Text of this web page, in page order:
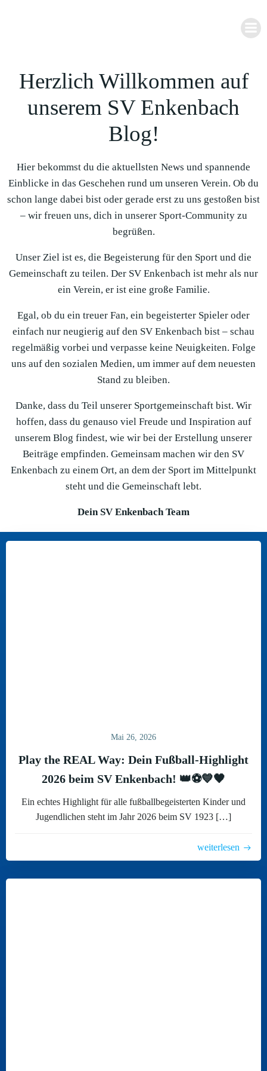
Herzlich Willkommen auf
unserem SV Enkenbach
Blog!
Hier bekommst du die aktuellsten News und spannende
Einblicke in das Geschehen rund um unseren Verein. Ob du
schon lange dabei bist oder gerade erst zu uns gestoßen bist
– wir freuen uns, dich in unserer Sport-Community zu
begrüßen.
Unser Ziel ist es, die Begeisterung für den Sport und die
Gemeinschaft zu teilen. Der SV Enkenbach ist mehr als nur
ein Verein, er ist eine große Familie.
Egal, ob du ein treuer Fan, ein begeisterter Spieler oder
einfach nur neugierig auf den SV Enkenbach bist – schau
regelmäßig vorbei und verpasse keine Neuigkeiten. Folge
uns auf den sozialen Medien, um immer auf dem neuesten
Stand zu bleiben.
Danke, dass du Teil unserer Sportgemeinschaft bist. Wir
hoffen, dass du genauso viel Freude und Inspiration auf
unserem Blog findest, wie wir bei der Erstellung unserer
Beiträge empfinden. Gemeinsam machen wir den SV
Enkenbach zu einem Ort, an dem der Sport im Mittelpunkt
steht und die Gemeinschaft lebt.
Dein SV Enkenbach Team
Mai 26, 2026
Play the REAL Way: Dein Fußball-Highlight
2026 beim SV Enkenbach! 👑⚽💙🖤
Ein echtes Highlight für alle fußballbegeisterten Kinder und
Jugendlichen steht im Jahr 2026 beim SV 1923 […]
weiterlesen